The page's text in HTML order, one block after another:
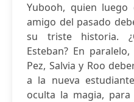
Yubooh, quien
amigo del pasado
su triste historia.
Esteban? En
Pez, Salvia y Roo
a la nueva
oculta la magia,